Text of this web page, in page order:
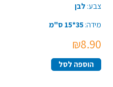
צבע: לבן
מידה:35*15 ס"מ
₪8.90
הוספה לסל